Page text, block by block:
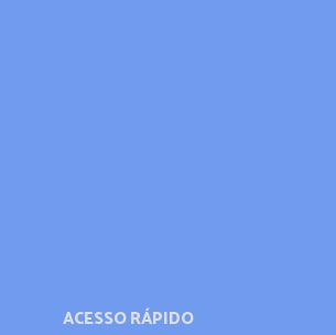
ACESSO RÁPIDO